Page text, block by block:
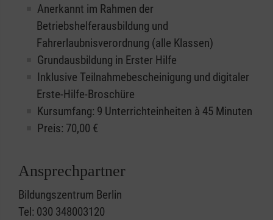
Anerkannt im Rahmen der
Betriebshelferausbildung und
Fahrerlaubnisverordnung (alle Klassen)
Grundausbildung in Erster Hilfe
Inklusive Teilnahmebescheinigung und digitaler
Erste-Hilfe-Broschüre
Kursumfang: 9 Unterrichteinheiten à 45 Minuten
Preis: 70,00 €
Ansprechpartner
Bildungszentrum Berlin
Tel: 030 348003120